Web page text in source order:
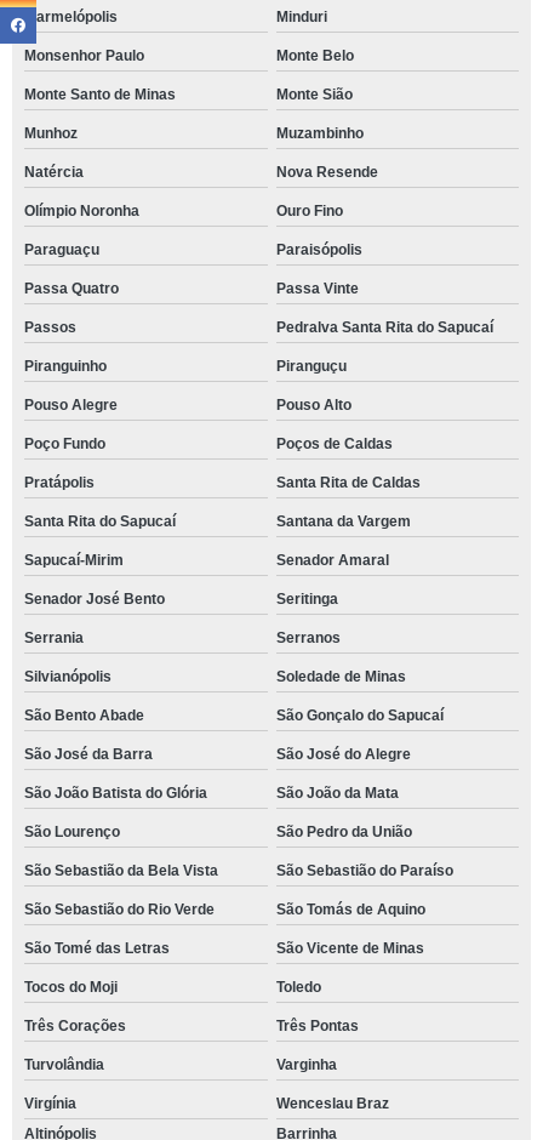
Marmelópolis Minduri
Monsenhor Paulo Monte Belo
Monte Santo de Minas Monte Sião
Munhoz Muzambinho
Natércia Nova Resende
Olímpio Noronha Ouro Fino
Paraguaçu Paraisópolis
Passa Quatro Passa Vinte
Passos Pedralva Santa Rita do Sapucaí
Piranguinho Piranguçu
Pouso Alegre Pouso Alto
Poço Fundo Poços de Caldas
Pratápolis Santa Rita de Caldas
Santa Rita do Sapucaí Santana da Vargem
Sapucaí-Mirim Senador Amaral
Senador José Bento Seritinga
Serrania Serranos
Silvianópolis Soledade de Minas
São Bento Abade São Gonçalo do Sapucaí
São José da Barra São José do Alegre
São João Batista do Glória São João da Mata
São Lourenço São Pedro da União
São Sebastião da Bela Vista São Sebastião do Paraíso
São Sebastião do Rio Verde São Tomás de Aquino
São Tomé das Letras São Vicente de Minas
Tocos do Moji Toledo
Três Corações Três Pontas
Turvolândia Varginha
Virgínia
Wenceslau Braz
Altinópolis
Barrinha